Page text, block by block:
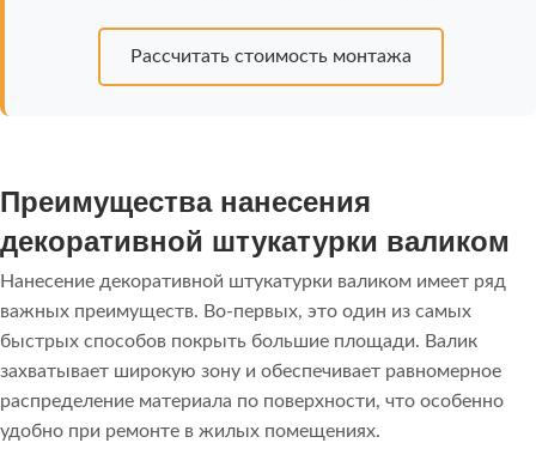
Рассчитать стоимость монтажа
Преимущества нанесения
декоративной штукатурки валиком
Нанесение декоративной штукатурки валиком имеет ряд
важных преимуществ. Во-первых, это один из самых
быстрых способов покрыть большие площади. Валик
захватывает широкую зону и обеспечивает равномерное
распределение материала по поверхности, что особенно
удобно при ремонте в жилых помещениях.